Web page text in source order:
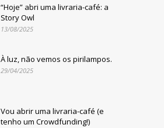
“Hoje” abri uma livraria-café: a
Story Owl
13/08/2025
À luz, não vemos os pirilampos.
29/04/2025
Vou abrir uma livraria-café (e
tenho um Crowdfunding!)